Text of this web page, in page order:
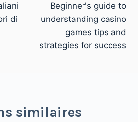
di
Beginner's guide to
understanding casino
games tips and
strategies for success
similaires